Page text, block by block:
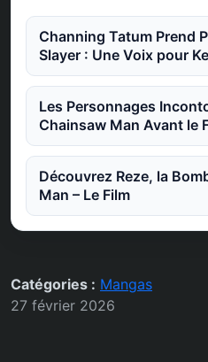
Channing Tatum Prend
Slayer : Une Voix pour
Les Personnages
Chainsaw Man Avant le
Découvrez Reze, la
Man – Le Film
Catégories : Mangas
27 février 2026